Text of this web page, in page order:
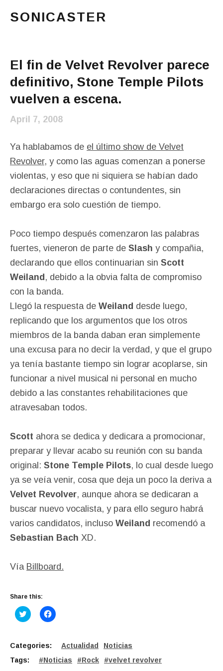
SONICASTER
El fin de Velvet Revolver parece
definitivo, Stone Temple Pilots
vuelven a escena.
April 7, 2008
Ya hablabamos de el último show de Velvet
Revolver, y como las aguas comenzan a ponerse
violentas, y eso que ni siquiera se habían dado
declaraciones directas o contundentes, sin
embargo era solo cuestión de tiempo.
Poco tiempo después comenzaron las palabras
fuertes, vieneron de parte de Slash y compañia,
declarando que ellos continuarian sin Scott
Weiland , debido a la obvia falta de compromiso
con la banda.
Llegó la respuesta de Weiland desde luego,
replicando que los argumentos que los otros
miembros de la banda daban eran simplemente
una excusa para no decir la verdad, y que el grupo
ya tenía bastante tiempo sin lograr acoplarse, sin
funcionar a nivel musical ni personal en mucho
debido a las constantes rehabilitaciones que
atravesaban todos.
Scott ahora se dedica y dedicara a promocionar,
preparar y llevar acabo su reunión con su banda
original: Stone Temple Pilots, lo cual desde luego
ya se veía venir, cosa que deja un poco la deriva a
Velvet Revolver, aunque ahora se dedicaran a
buscar nuevo vocalista, y para ello seguro habrá
varios candidatos, incluso Weiland recomendó a
Sebastian Bach XD.
Vía Billboard.
Share this:
C
l
t
o
s
h
C
l
s
h
Categories: Actualidad
Noticias
Tags:
Noticias Rock velvet revolver